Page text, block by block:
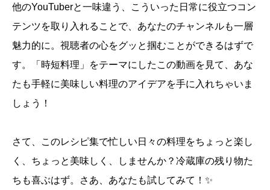
他のYouTuberと一味違う、こういった日常に役立つコン
テンツを取り入れることで、あなたのチャンネルも一層
魅力的に。視聴者の心をグッと掴むことができるはずで
す。「時短料理」をテーマにしたこの動画を見て、あな
たも手軽に美味しい料理のアイデアを手に入れちゃいま
しょう！
さて、このレシピ集で忙しい日々の料理をちょっと楽し
く、ちょっと美味しく、しませんか？冷蔵庫の残り物た
ちも喜ぶはず。さあ、あなたも試してみて！✨